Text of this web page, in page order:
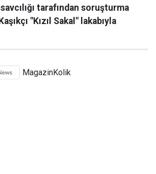
tarafından soruşturma
"Kızıl Sakal" lakabıyla
MagazinKolik